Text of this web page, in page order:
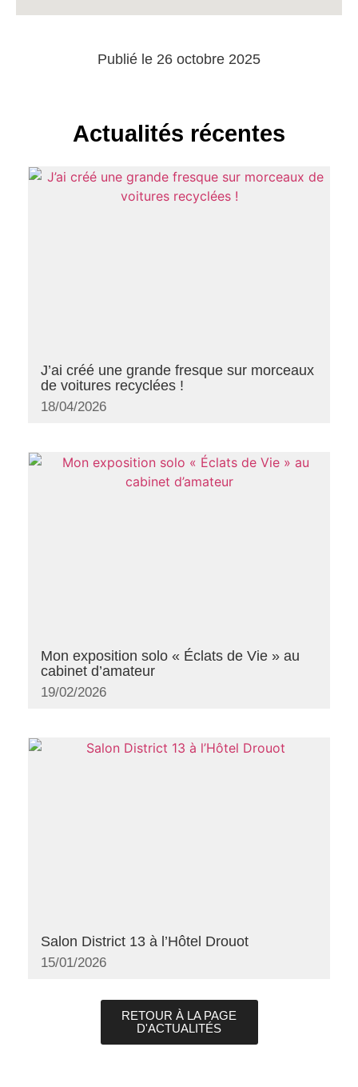
Publié le 26 octobre 2025
Actualités récentes
J’ai créé une grande fresque sur morceaux
de voitures recyclées !
18/04/2026
Mon exposition solo « Éclats de Vie » au
cabinet d’amateur
19/02/2026
Salon District 13 à l’Hôtel Drouot
15/01/2026
RETOUR À LA PAGE
D'ACTUALITÉS